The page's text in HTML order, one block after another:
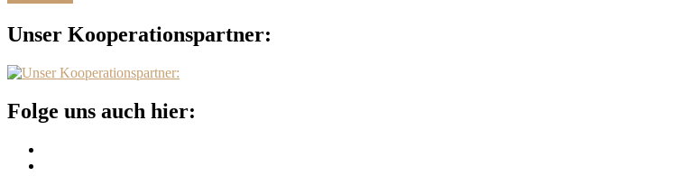
Unser Kooperationspartner:
Folge uns auch hier: